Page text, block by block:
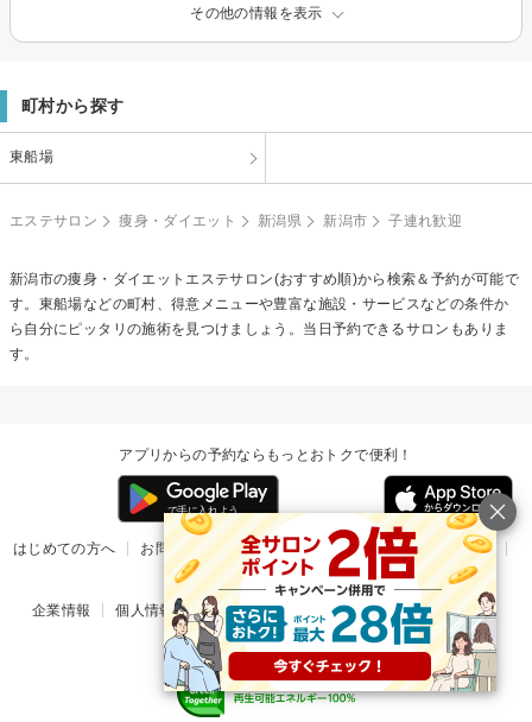
その他の情報を表示
町村から探す
東船場
エステサロン 痩身・ダイエット 新潟県 新潟市 子連れ歓迎
新潟市の痩身・ダイエットエステサロン(おすすめ順)から検索＆予約が可能で
す。東船場などの町村、得意メニューや豊富な施設・サービスなどの条件か
ら自分にピッタリの施術を見つけましょう。当日予約できるサロンもありま
す。
アプリからの予約ならもっとおトクで便利！
はじめての方へ お問い合わせ ヘルプ リリース情報
利用規約
掲載ご希望のサロン様
企業情報 個人情報保護方針 楽天のサービス一覧 アプリ一覧
© Rakuten Group, Inc.